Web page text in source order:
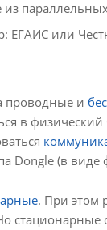
ЕГАИС или
проводные и
в физический
Dongle (в
. При этом
стационарные